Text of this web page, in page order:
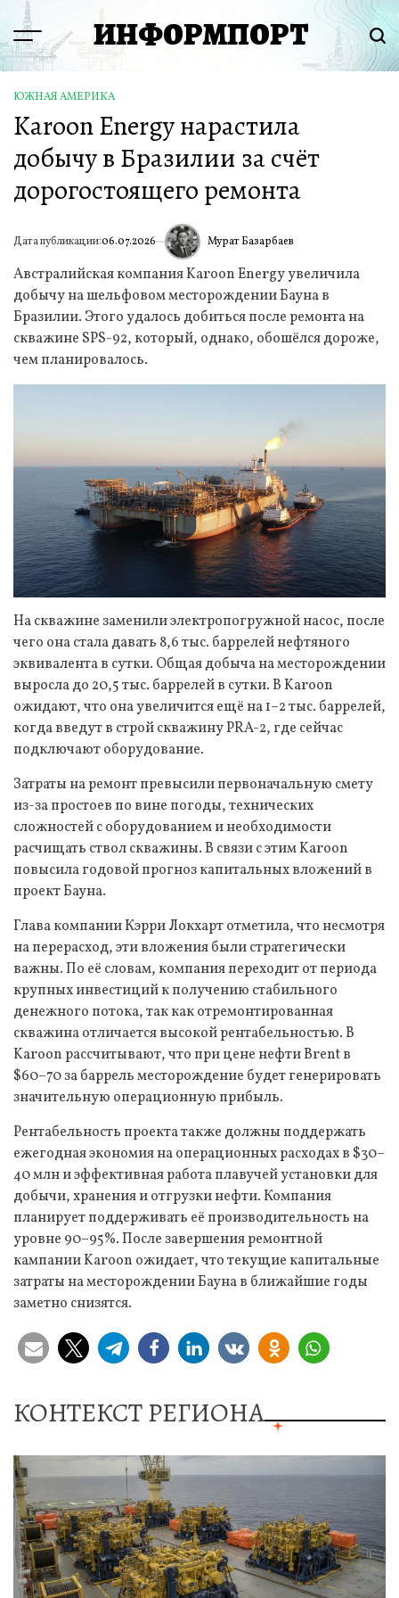
Перейти
содержимому
Menu ИНФОРМПОРТ
ОПУБЛИКОВАНО
В
ЮЖНАЯ АМЕРИКА
Karoon Energy нарастила
добычу в Бразилии за счёт
дорогостоящего ремонта
Дата публикации:06.07.2026 ИА Мурат Базарбаев
Австралийская компания Karoon Energy увеличила
добычу на шельфовом месторождении Бауна в
Бразилии. Этого удалось добиться после ремонта на
скважине SPS-92, который, однако, обошёлся дороже,
чем планировалось.
На скважине заменили электропогружной насос, после
чего она стала давать 8,6 тыс. баррелей нефтяного
эквивалента в сутки. Общая добыча на месторождении
выросла до 20,5 тыс. баррелей в сутки. В Karoon
ожидают, что она увеличится ещё на 1–2 тыс. баррелей,
когда введут в строй скважину PRA-2, где сейчас
подключают оборудование.
Затраты на ремонт превысили первоначальную смету
из-за простоев по вине погоды, технических
сложностей с оборудованием и необходимости
расчищать ствол скважины. В связи с этим Karoon
повысила годовой прогноз капитальных вложений в
проект Бауна.
Глава компании Кэрри Локхарт отметила, что несмотря
на перерасход, эти вложения были стратегически
важны. По её словам, компания переходит от периода
крупных инвестиций к получению стабильного
денежного потока, так как отремонтированная
скважина отличается высокой рентабельностью. В
Karoon рассчитывают, что при цене нефти Brent в
$60–70 за баррель месторождение будет генерировать
значительную операционную прибыль.
Рентабельность проекта также должны поддержать
ежегодная экономия на операционных расходах в $30–
40 млн и эффективная работа плавучей установки для
добычи, хранения и отгрузки нефти. Компания
планирует поддерживать её производительность на
уровне 90–95%. После завершения ремонтной
кампании Karoon ожидает, что текущие капитальные
затраты на месторождении Бауна в ближайшие годы
заметно снизятся.
КОНТЕКСТ РЕГИОНА